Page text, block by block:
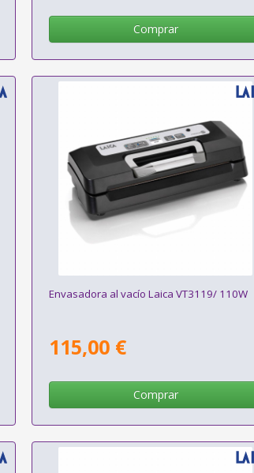
Comprar
Envasadora al vacío Laica VT3119/ 110W
115,00 €
Comprar